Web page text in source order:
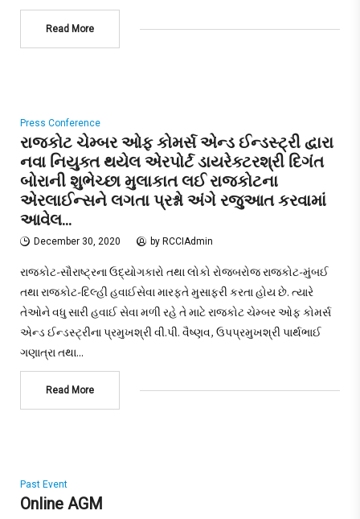
Read More
Press Conference
રાજકોટ ચેમ્બર ઓફ કોમર્સ એન્ડ ઈન્ડસ્ટ્રી દ્વારા
નવા નિયુક્ત થયેલ એરપોર્ટ ડાયરેક્ટરશ્રી દિગંત
બોરાની શુભેચ્છા મુલાકાત લઈ રાજકોટના
એરલાઈન્સને લગતા પ્રશ્નો અંગે રજુઆત કરવામાં
આવેલ…
December 30, 2020 by RCCIAdmin
રાજકોટ-સૌરાષ્ટ્રના ઉદ્યોગકારો તથા લોકો રોજબરોજ રાજકોટ-મુંબઈ
તથા રાજકોટ-દિલ્હી હવાઈસેવા મારફતે મુસાફરી કરતા હોય છે. ત્યારે
તેઓને વધુ સારી હવાઈ સેવા મળી રહે તે માટે રાજકોટ ચેમ્બર ઓફ કોમર્સ
એન્ડ ઈન્ડસ્ટ્રીના પ્રમુખશ્રી વી.પી. વૈષ્ણવ, ઉપપ્રમુખશ્રી પાર્થભાઈ
ગણાત્રા તથા…
Read More
Past Event
Online AGM